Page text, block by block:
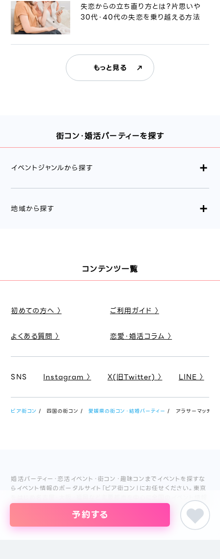
予約する
失恋からの立ち直り方とは？片思いや
30代・40代の失恋を乗り越える方法
もっと見る
街コン・婚活パーティーを探す
イベントジャンルから探す
地域から探す
コンテンツ一覧
初めての方へ 〉 ご利用ガイド 〉
よくある質問 〉 恋愛・婚活コラム 〉
SNS Instagram 〉 X(旧Twitter) 〉 LINE 〉
ピア街コン 四国の街コン 愛媛県の街コン・結婚パーティー アラサーマッチ
婚活パーティー・恋活イベント・街コン・趣味コンまでイベントを探すな
らイベント情報のポータルサイト「ピア街コン」にお任せください。東京
を掲載しています。創業18年目になるブライダル企業、株式会社ピアリ
ーが運営しているため、安心してサイトをご活用いただけます。